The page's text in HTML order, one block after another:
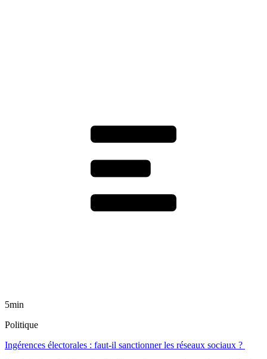
5min
Politique
Ingérences électorales : faut-il sanctionner les réseaux sociaux ?